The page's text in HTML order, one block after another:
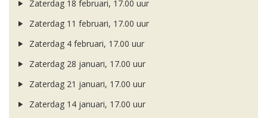
Zaterdag 18 februari, 17.00 uur
Zaterdag 11 februari, 17.00 uur
Zaterdag 4 februari, 17.00 uur
Zaterdag 28 januari, 17.00 uur
Zaterdag 21 januari, 17.00 uur
Zaterdag 14 januari, 17.00 uur